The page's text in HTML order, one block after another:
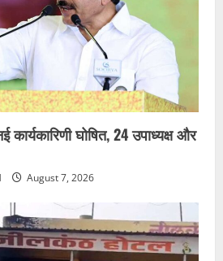
घोषित, 24 उपाध्यक्ष और
August 7, 2026